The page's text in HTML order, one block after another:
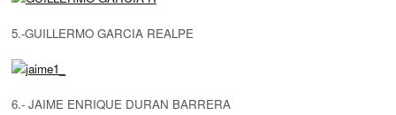
5.-GUILLERMO GARCIA REALPE
6.- JAIME ENRIQUE DURAN BARRERA